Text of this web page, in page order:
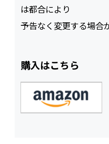
は都合により
予告なく変更する場合
購入はこちら